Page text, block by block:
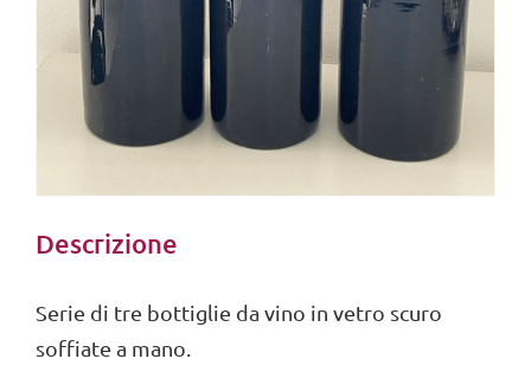
Descrizione
Serie di tre bottiglie da vino in vetro scuro
soffiate a mano.